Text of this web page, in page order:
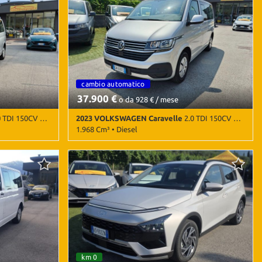
150CV DSG PC Comfortline
• Argento
laterali •
Android Auto
digitale
•
•
di
• Specchietti
cambio automatico 9 posti
37.900 €o da 928 € / mese
2023 VOLKSWAGEN Caravelle 2.0 TDI 150CV DSG PC Comfortline
1.968 Cm³ • Diesel
76.000 Km • Cambio Sequenziale (7) • Argento
metallizzato • 5 Porte • Airbag • Airbag laterali •
Airbag Passeggero • Airbag testa • Android Auto
• Apple CarPlay • Autoradio • Autoradio digitale
• Bluetooth • Bracciolo • Chiusura centralizzata •
Climatizzatore • Immobilizzatore elettronico •
Sensori di parcheggio anteriori • Sensori di
parcheggio posteriori • Servosterzo
km 0